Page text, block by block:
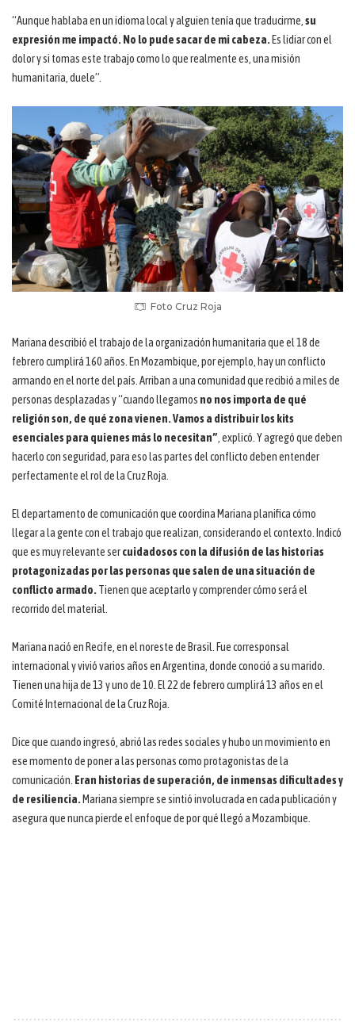
“Aunque hablaba en un idioma local y alguien tenía que traducirme, su
expresión me impactó. No lo pude sacar de mi cabeza. Es lidiar con el
dolor y si tomas este trabajo como lo que realmente es, una misión
humanitaria, duele”.
Foto Cruz Roja
Mariana describió el trabajo de la organización humanitaria que el 18 de
febrero cumplirá 160 años. En Mozambique, por ejemplo, hay un conflicto
armando en el norte del país. Arriban a una comunidad que recibió a miles de
personas desplazadas y “cuando llegamos no nos importa de qué
religión son, de qué zona vienen. Vamos a distribuir los kits
esenciales para quienes más lo necesitan” , explicó. Y agregó que deben
hacerlo con seguridad, para eso las partes del conflicto deben entender
perfectamente el rol de la Cruz Roja.
El departamento de comunicación que coordina Mariana planifica cómo
llegar a la gente con el trabajo que realizan, considerando el contexto. Indicó
que es muy relevante sercuidadosos con la difusión de las historias
protagonizadas por las personas que salen de una situación de
conflicto armado. Tienen que aceptarlo y comprender cómo será el
recorrido del material.
Mariana nació en Recife, en el noreste de Brasil. Fue corresponsal
internacional y vivió varios años en Argentina, donde conoció a su marido.
Tienen una hija de 13 y uno de 10. El 22 de febrero cumplirá 13 años en el
Comité Internacional de la Cruz Roja.
Dice que cuando ingresó, abrió las redes sociales y hubo un movimiento en
ese momento de poner a las personas como protagonistas de la
comunicación. Eran historias de superación, de inmensas dificultades y
de resiliencia.Mariana siempre se sintió involucrada en cada publicación y
asegura que nunca pierde el enfoque de por qué llegó a Mozambique.